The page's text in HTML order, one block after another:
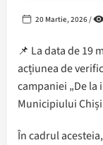
20 Martie, 2026 /
📌 La data de 19
acțiunea de
campaniei „De la
Municipiului
În cadrul